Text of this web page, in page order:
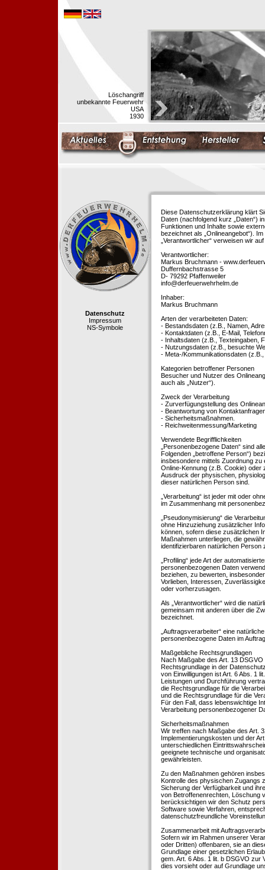
Löschangriff
unbekannte Feuerwehr
USA
1930
Datenschutz
Impressum
NS-Symbole
Diese Datenschutzerklärung klärt
Daten (nachfolgend kurz „Daten“)
Funktionen und Inhalte sowie
bezeichnet als „Onlineangebot“).
„Verantwortlicher“ verweisen wir
Verantwortlicher:
Markus Bruchmann -
Duffernbachstrasse 5
D- 79292 Pfaffenweiler
info@derfeuerwehrhelm.de
Inhaber:
Markus Bruchmann
Arten der verarbeiteten Daten:
- Bestandsdaten (z.B., Namen,
- Kontaktdaten (z.B., E-Mail,
- Inhaltsdaten (z.B., Texteingaben,
- Nutzungsdaten (z.B., besuchte
- Meta-/Kommunikationsdaten
Kategorien betroffener Personen
Besucher und Nutzer des
auch als „Nutzer“).
Zweck der Verarbeitung
- Zurverfügungstellung des
- Beantwortung von
- Sicherheitsmaßnahmen.
- Reichweitenmessung/Marketing
Verwendete Begrifflichkeiten
„Personenbezogene Daten“ sind
Folgenden „betroffene Person“)
insbesondere mittels Zuordnung zu
Online-Kennung (z.B. Cookie) oder
Ausdruck der physischen,
dieser natürlichen Person sind.
„Verarbeitung“ ist jeder mit oder
im Zusammenhang mit
„Pseudonymisierung“ die
ohne Hinzuziehung zusätzlicher
können, sofern diese zusätzlichen
Maßnahmen unterliegen, die
identifizierbaren natürlichen Person
„Profiling“ jede Art der
personenbezogenen Daten
beziehen, zu bewerten,
Vorlieben, Interessen,
oder vorherzusagen.
Als „Verantwortlicher“ wird die
gemeinsam mit anderen über die
bezeichnet.
„Auftragsverarbeiter“ eine
personenbezogene Daten im
Maßgebliche Rechtsgrundlagen
Nach Maßgabe des Art. 13
Rechtsgrundlage in der
von Einwilligungen ist Art. 6 Abs. 1
Leistungen und Durchführung
die Rechtsgrundlage für die
und die Rechtsgrundlage für die
Für den Fall, dass lebenswichtige
Verarbeitung personenbezogener
Sicherheitsmaßnahmen
Wir treffen nach Maßgabe des Art.
Implementierungskosten und der
unterschiedlichen
geeignete technische und
gewährleisten.
Zu den Maßnahmen gehören
Kontrolle des physischen Zugangs
Sicherung der Verfügbarkeit und
von Betroffenenrechten, Löschung
berücksichtigen wir den Schutz
Software sowie Verfahren,
datenschutzfreundliche
Zusammenarbeit mit
Sofern wir im Rahmen unserer
oder Dritten) offenbaren, sie an
Grundlage einer gesetzlichen
gem. Art. 6 Abs. 1 lit. b DSGVO zur
dies vorsieht oder auf Grundlage